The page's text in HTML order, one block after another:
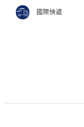
國際快遞